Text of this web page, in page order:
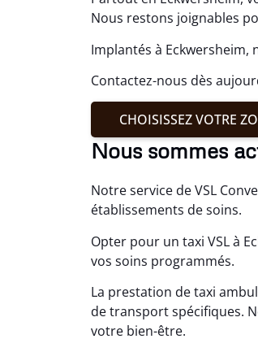
Nous restons joignables
Implantés à Eckwersheim,
Contactez-nous dès
CHOISISSEZ VOTRE
Nous sommes
Notre service de VSL
établissements de soins.
Opter pour un taxi VSL à
vos soins programmés.
La prestation de taxi
de transport spécifiques.
votre bien-être.